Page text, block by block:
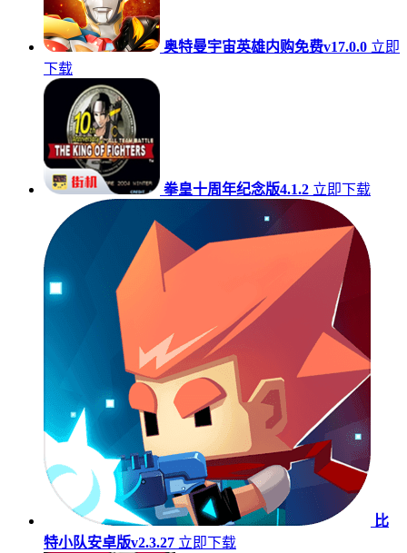
奥特曼宇宙英雄内购免费v17.0.0 立即
下载
拳皇十周年纪念版4.1.2 立即下载
比
特小队安卓版v2.3.27 立即下载